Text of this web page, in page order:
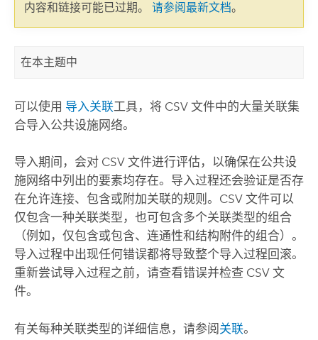
内容和链接可能已过期。 请参阅最新文档。
在本主题中
可以使用 导入关联工具，将 CSV 文件中的大量关联集
合导入公共设施网络。
导入期间，会对 CSV 文件进行评估，以确保在公共设
施网络中列出的要素均存在。导入过程还会验证是否存
在允许连接、包含或附加关联的规则。CSV 文件可以
仅包含一种关联类型，也可包含多个关联类型的组合
（例如，仅包含或包含、连通性和结构附件的组合）。
导入过程中出现任何错误都将导致整个导入过程回滚。
重新尝试导入过程之前，请查看错误并检查 CSV 文
件。
有关每种关联类型的详细信息，请参阅关联。